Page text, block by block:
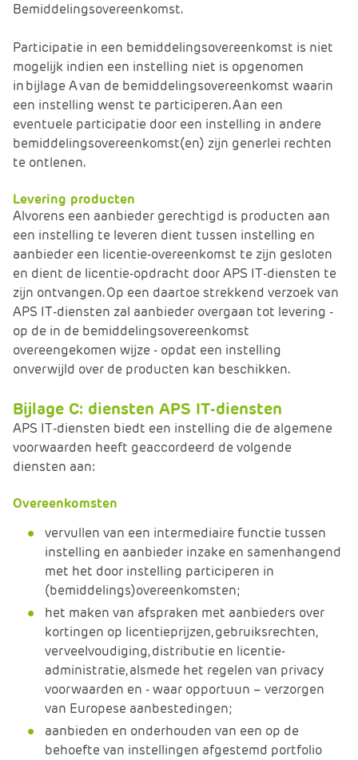
Bemiddelingsovereenkomst.
Participatie in een bemiddelingsovereenkomst is niet
mogelijk indien een instelling niet is opgenomen
in bijlage A van de bemiddelingsovereenkomst waarin
een instelling wenst te participeren. Aan een
eventuele participatie door een instelling in andere
bemiddelingsovereenkomst(en) zijn generlei rechten
te ontlenen.
Levering producten
Alvorens een aanbieder gerechtigd is producten aan
een instelling te leveren dient tussen instelling en
aanbieder een licentie-overeenkomst te zijn gesloten
en dient de licentie-opdracht door APS IT-diensten te
zijn ontvangen. Op een daartoe strekkend verzoek van
APS IT-diensten zal aanbieder overgaan tot levering -
op de in de bemiddelingsovereenkomst
overeengekomen wijze - opdat een instelling
onverwijld over de producten kan beschikken.
Bijlage C: diensten APS IT-diensten
APS IT-diensten biedt een instelling die de algemene
voorwaarden heeft geaccordeerd de volgende
diensten aan:
Overeenkomsten
vervullen van een intermediaire functie tussen
instelling en aanbieder inzake en samenhangend
met het door instelling participeren in
(bemiddelings)overeenkomsten;
het maken van afspraken met aanbieders over
kortingen op licentieprijzen, gebruiksrechten,
verveelvoudiging, distributie en licentie-
administratie, alsmede het regelen van privacy
voorwaarden en - waar opportuun – verzorgen
van Europese aanbestedingen;
aanbieden en onderhouden van een op de
behoefte van instellingen afgestemd portfolio